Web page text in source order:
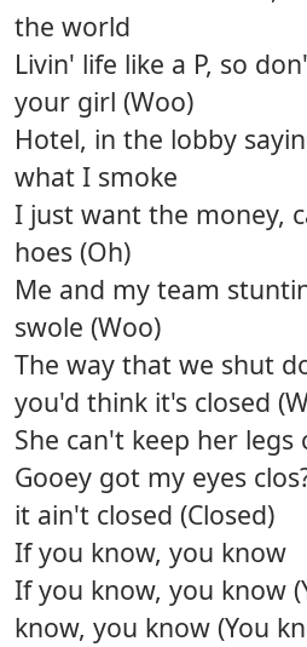
the world
Livin' life like a P, so
your girl (Woo)
Hotel, in the lobby
what I smoke
I just want the money,
hoes (Oh)
Me and my team
swole (Woo)
The way that we shut
you'd think it's closed
She can't keep her legs
Gooey got my eyes
it ain't closed (Closed)
If you know, you know
If you know, you know
know, you know (You